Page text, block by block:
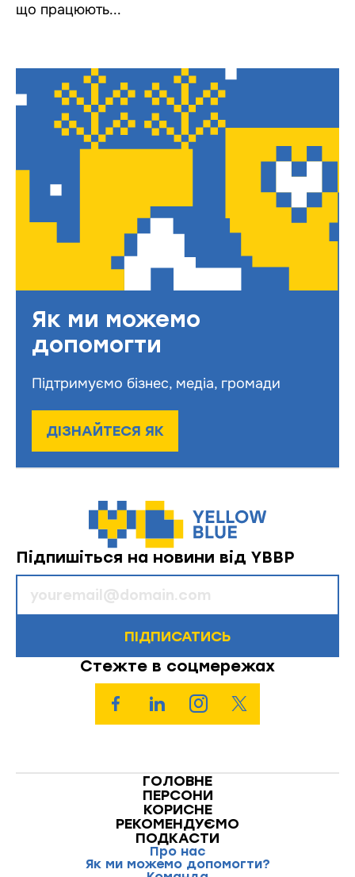
що працюють...
Як ми можемо
допомогти
Підтримуємо бізнес, медіа, громади
ДІЗНАЙТЕСЯ ЯК
Підпишіться на новини від YBBP
ПІДПИСАТИСЬ
Стежте в соцмережах
ГОЛОВНЕ
ПЕРСОНИ
КОРИСНЕ
РЕКОМЕНДУЄМО
ПОДКАСТИ
Про нас
Як ми можемо допомогти?